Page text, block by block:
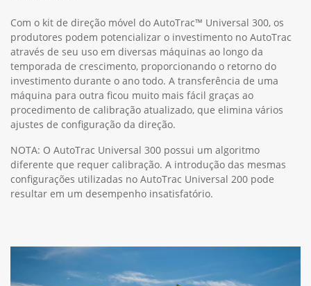
Com o kit de direção móvel do AutoTrac™ Universal 300, os
produtores podem potencializar o investimento no AutoTrac
através de seu uso em diversas máquinas ao longo da
temporada de crescimento, proporcionando o retorno do
investimento durante o ano todo. A transferência de uma
máquina para outra ficou muito mais fácil graças ao
procedimento de calibração atualizado, que elimina vários
ajustes de configuração da direção.
NOTA: O AutoTrac Universal 300 possui um algoritmo
diferente que requer calibração. A introdução das mesmas
configurações utilizadas no AutoTrac Universal 200 pode
resultar em um desempenho insatisfatório.